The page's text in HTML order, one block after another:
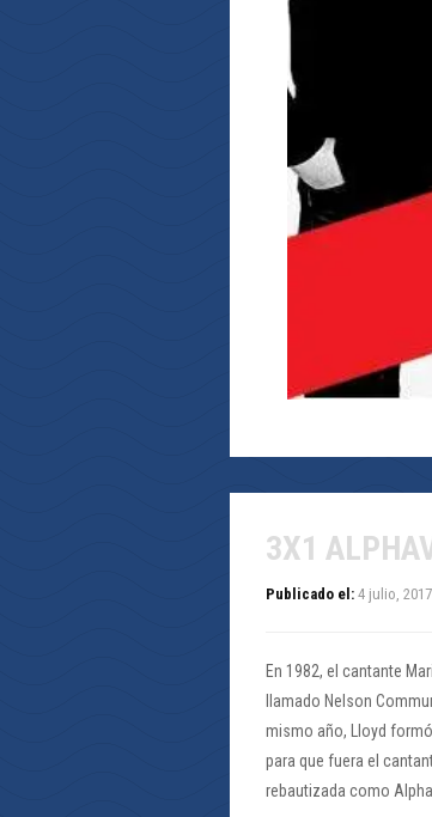
3X1
Publicado el: 4 julio, 2017
En 1982, el cantante
llamado Nelson
mismo año, Lloyd
para que fuera el
rebautizada como